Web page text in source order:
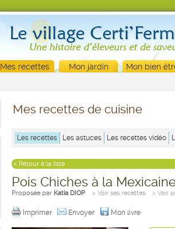
Mes recettes Mon jardin Mon bien
Mes recettes de cuisine
Les recettes Les astuces Les recettes vidéo
< Retour à la liste
Pois Chiches à la
Proposée par Katia DIOP > Voir ses recettes > Voir
Imprimer Envoyer Mon livre